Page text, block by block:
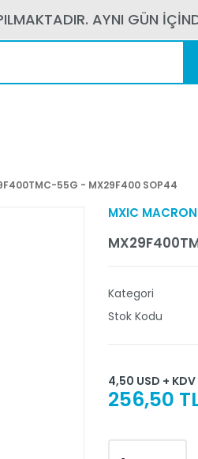
AYNI GÜN
55G - MX29F400 SOP44
MXIC
Kategori
Stok Kodu
4,50 USD + KDV
256,50